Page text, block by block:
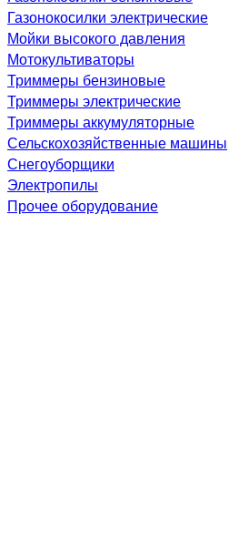
Газонокосилки электрические
Мойки высокого давления
Мотокультиваторы
Триммеры бензиновые
Триммеры электрические
Триммеры аккумуляторные
Сельскохозяйственные машины
Снегоуборщики
Электропилы
Прочее оборудование